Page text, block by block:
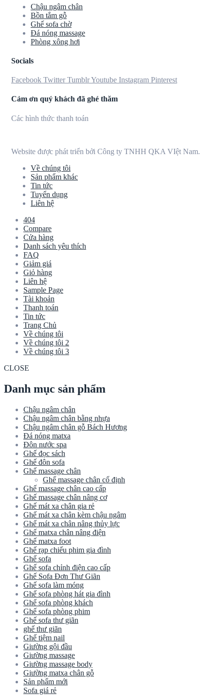
Chậu ngâm chân
Bồn tắm gỗ
Ghế sofa chờ
Đá nóng massage
Phòng xông hơi
Socials
Facebook Twitter TumblrYoutube Instagram Pinterest
Cảm ơn quý khách đã ghé thăm
Các hình thức thanh toán
Website được phát triển bởi Công ty TNHH QKA VIệt Nam.
Về chúng tôi
Sản phẩm khác
Tin tức
Tuyển dụng
Liên hệ
404
Compare
Cửa hàng
Danh sách yêu thích
FAQ
Giảm giá
Giỏ hàng
Liên hệ
Sample Page
Tài khoản
Thanh toán
Tin tức
Trang Chủ
Về chúng tôi
Về chúng tôi 2
Về chúng tôi 3
CLOSE
Danh mục sản phẩm
Chậu ngâm chân
Chậu ngâm chân bằng nhựa
Chậu ngâm chân gỗ Bách Hương
Đá nóng matxa
Đôn nước spa
Ghế đọc sách
Ghế đôn sofa
Ghế massage chân
Ghế massage chân cố định
Ghế massage chân cao cấp
Ghế massage chân nâng cơ
Ghế mát xa chân gia rẻ
Ghế mát xa chân kèm chậu ngâm
Ghế mát xa chân nâng thủy lực
Ghế matxa chân nâng điện
Ghế matxa foot
Ghế rạp chiếu phim gia đình
Ghế sofa
Ghế sofa chỉnh điện cao cấp
Ghế Sofa Đơn Thư Giãn
Ghế sofa làm móng
Ghế sofa phòng hát gia đình
Ghế sofa phòng khách
Ghế sofa phòng phim
Ghế sofa thư giãn
ghế thư giãn
Ghế tiệm nail
Giường gội đầu
Giường massage
Giường massage body
Giường matxa chân gỗ
Sản phẩm mới
Sofa giá rẻ